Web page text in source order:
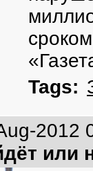
Tags:
2012
или